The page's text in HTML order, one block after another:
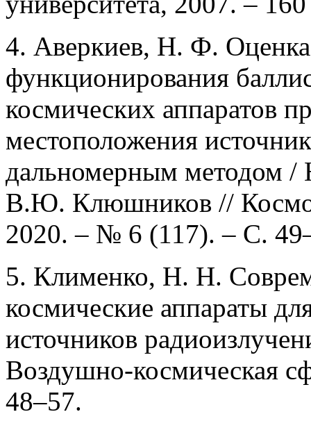
4. Аверкиев, Н. Ф. Оценка
функционирования
космических аппаратов
местоположения
дальномерным методом
В.Ю. Клюшников //
2020. – № 6 (117). – С.
5. Клименко, Н. Н.
космические аппараты
источников
Воздушно-космическая
48–57.